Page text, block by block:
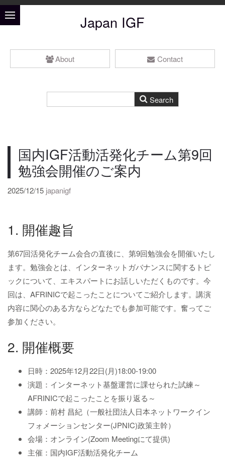
Japan IGF
About Contact
国内IGF活動活発化チーム第9回
勉強会開催のご案内
2025/12/15 japanigf
1. 開催趣旨
第67回活発化チーム会合の直後に、第9回勉強会を開催いたし
ます。勉強会とは、インターネットガバナンスに関するトピ
ックについて、エキスパートにお話しいただくものです。今
回は、AFRINICで起こったことについてご紹介します。講演
内容に関心のある方ならどなたでも参加可能です。奮ってご
参加ください。
2. 開催概要
日時：2025年12月22日(月)18:00-19:00
演題：インターネット基盤運営に課せられた試練～
AFRINICで起こったことを振り返る～
講師：前村 昌紀（一般社団法人日本ネットワークイン
フォメーションセンター(JPNIC)政策主幹）
会場：オンライン(Zoom Meetingにて提供)
主催：国内IGF活動活発化チーム